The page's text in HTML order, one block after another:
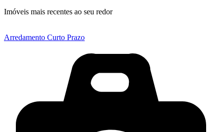
Imóveis mais recentes ao seu redor
Arredamento Curto Prazo